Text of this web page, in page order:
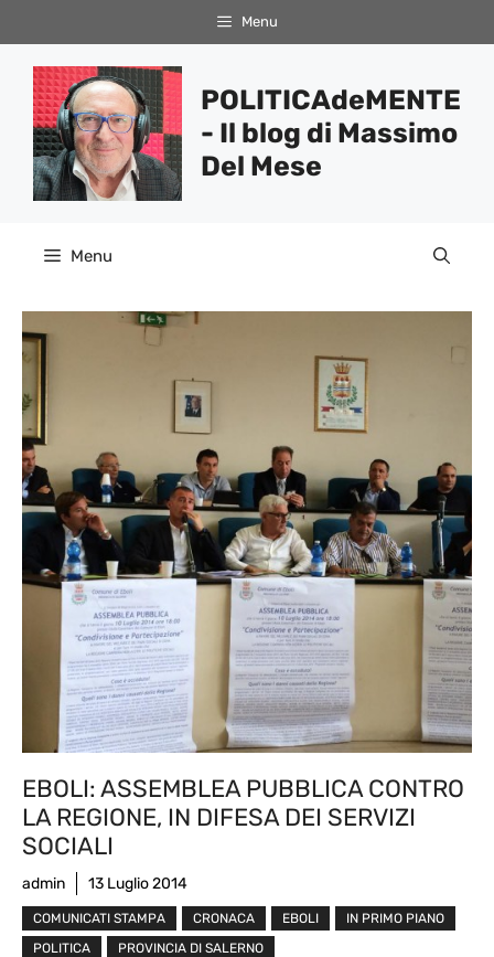
al
contenuto
Menu
POLITICAdeMENTE
- Il blog di Massimo
Del Mese
Menu
EBOLI: ASSEMBLEA PUBBLICA CONTRO
LA REGIONE, IN DIFESA DEI SERVIZI
SOCIALI
admin 13 Luglio 2014
COMUNICATI STAMPA CRONACA EBOLI
IN PRIMO PIANO
POLITICA
PROVINCIA DI SALERNO